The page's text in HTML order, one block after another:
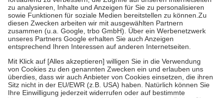
Bei Heilmitteln und häuslicher Krankenpflege beträgt die
Zuzahlung zehn Prozent der Kosten sowie zehn Euro je
Verordnung.
Um das Engagement der Versicherten für ihre eigene Gesundheit zu
stärken und die besondere Stellung der Familie zu unterstützen,
fallenkeine Zuzahlungenan bei:
• Kindern und Jugendlichen bis zum vollendeten 18. Lebensjahr
mit Ausnahme der Fahrkosten
• Untersuchungen zur Vorsorge und Früherkennung, die von der